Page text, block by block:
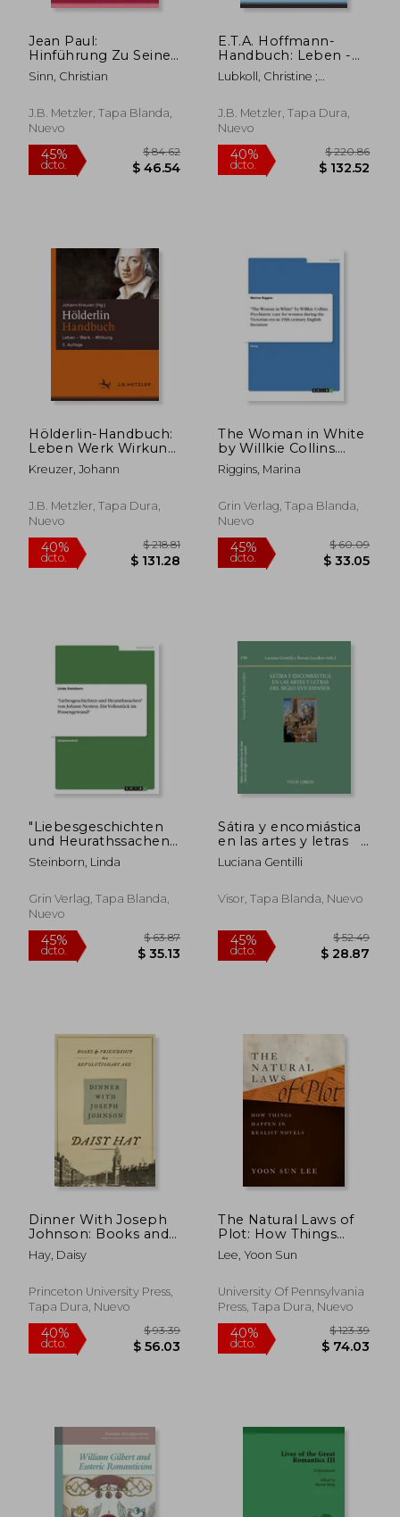
Jean Paul:
Hinführung Zu Seiner
Semiologie Der
Wissenschaft (en
Sinn, Christian
J.B. Metzler, Tapa Blanda,
Nuevo
$ 84.62
E.T.A. Hoffmann-
Handbuch: Leben -
Werk - Wirkung (en
Alemán)
Lubkoll, Christine ;
J.B. Metzler, Tapa Dura,
Nuevo
Hölderlin-Handbuch:
Leben Werk Wirkung
(en Alemán)
Kreuzer, Johann
J.B. Metzler, Tapa Dura,
Nuevo
40% $ 218.81
The Woman in White
by Willkie Collins.
Psychiatric care for
women during the
century English
literature (en Inglés)
Riggins, Marina
Grin Verlag, Tapa Blanda,
Nuevo
45%
"Liebesgeschichten
und Heurathssachen"
von Johann Nestroy.
Ein Volksstück im
Alemán)
Steinborn, Linda
Grin Verlag, Tapa Blanda,
Nuevo
45%
dcto.
$ 63.87
Sátira y encomiástica
en las artes y letras
del siglo XVII español
(Biblioteca Filológica
Luciana Gentilli
Visor, Tapa Blanda, Nuevo
45%
dcto.
Dinner With Joseph
Johnson: Books and
Friendship in a
Revolutionary age
Hay, Daisy
Princeton University Press,
Tapa Dura, Nuevo
The Natural Laws of
Plot: How Things
Happen in Realist
Novels (en Inglés)
Lee, Yoon Sun
University Of Pennsylvania
Press, Tapa Dura, Nuevo